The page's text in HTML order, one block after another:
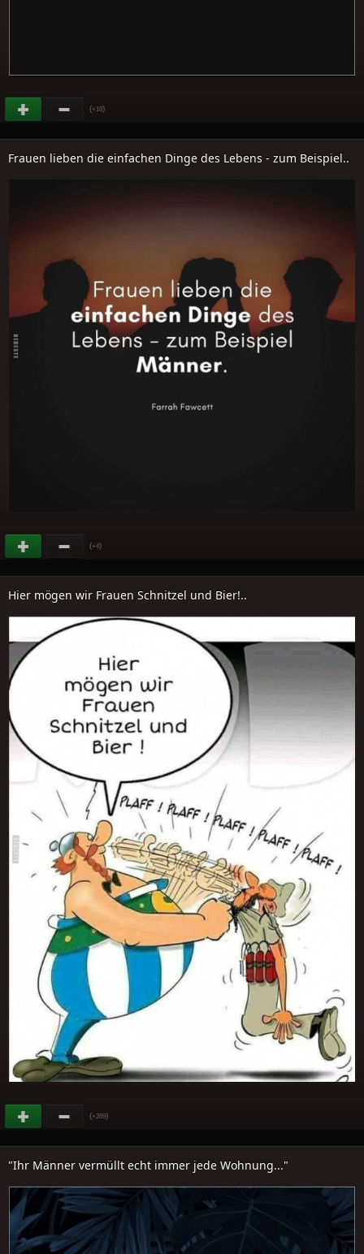
(+18)
Frauen lieben die einfachen Dinge des Lebens - zum Beispiel..
(+4)
Hier mögen wir Frauen Schnitzel und Bier!..
(+269)
"Ihr Männer vermüllt echt immer jede Wohnung..."